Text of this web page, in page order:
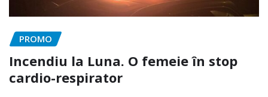
PROMO
Incendiu la Luna. O femeie în stop
cardio-respirator